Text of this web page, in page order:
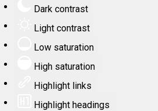
Dark contrast
Light contrast
Low saturation
High saturation
Highlight links
Highlight headings